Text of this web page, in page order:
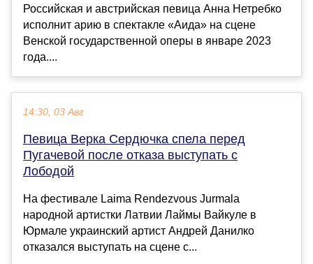
Российская и австрийская певица Анна Нетребко
исполнит арию в спектакле «Аида» на сцене
Венской государственной оперы в январе 2023
года....
14:30, 03 Авг
Певица Верка Сердючка спела перед
Пугачевой после отказа выступать с
Лободой
На фестивале Laima Rendezvous Jurmala
народной артистки Латвии Лаймы Вайкуле в
Юрмале украинский артист Андрей Данилко
отказался выступать на сцене с...